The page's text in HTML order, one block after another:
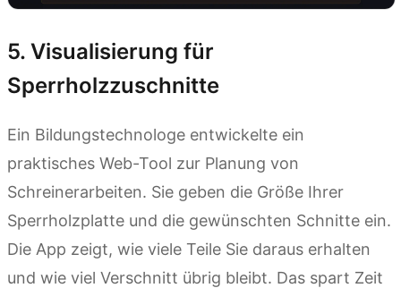
5. Visualisierung für
Sperrholzzuschnitte
Ein Bildungstechnologe entwickelte ein
praktisches Web-Tool zur Planung von
Schreinerarbeiten. Sie geben die Größe Ihrer
Sperrholzplatte und die gewünschten Schnitte ein.
Die App zeigt, wie viele Teile Sie daraus erhalten
und wie viel Verschnitt übrig bleibt. Das spart Zeit